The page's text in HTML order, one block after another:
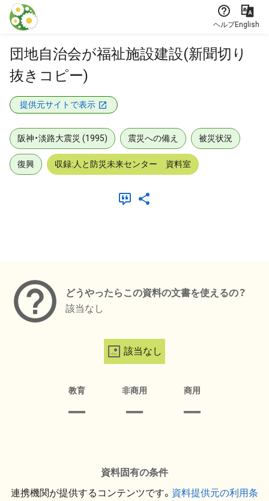
本文に飛ぶ
ヘルプEnglish
団地自治会が福祉施設建設(新聞切り
抜きコピー)
提供元サイトで表示
阪神・淡路大震災 (1995) 震災への備え 被災状況
復興 収録:人と防災未来センター 資料室
どうやったらこの資料の文書を使えるの？
該当なし
該当なし
教育 非商用 商用
資料固有の条件
連携機関が提供するコンテンツです。 資料提供元の利用条